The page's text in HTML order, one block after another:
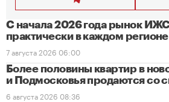
С начала 2026 года рынок
практически в каждом регионе
7 августа 2026 06:00
Более половины квартир в
и Подмосковья продаются со
6 августа 2026 08:36